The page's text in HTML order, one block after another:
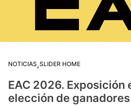
NOTICIAS,SLIDER HOME
EAC 2026. Exposición
elección de ganadores